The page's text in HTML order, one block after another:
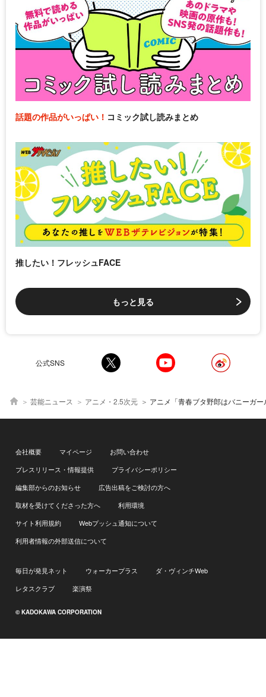
話題の作品がいっぱい！ コミック試し読みまとめ
推したい！フレッシュFACE
もっと見る
公式SNS
芸能ニュース アニメ・2.5次元 アニメ「青春ブタ野郎はバニーガール先輩の夢を見ない」PV公開！瀬戸麻沙美、種崎敦
会社概要 マイページ
お問い合わせ
プレスリリース・情報提供
プライバシーポリシー
編集部からのお知らせ
広告出稿をご検討の方へ
取材を受けてくださった方へ
利用環境
サイト利用規約
Webプッシュ通知について
利用者情報の外部送信について
毎日が発見ネット ウォーカープラス
ダ・ヴィンチWeb
レタスクラブ
楽演祭
© KADOKAWA CORPORATION